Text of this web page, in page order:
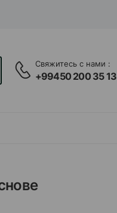
Свяжитесь с нами :
+99450 200 35 13